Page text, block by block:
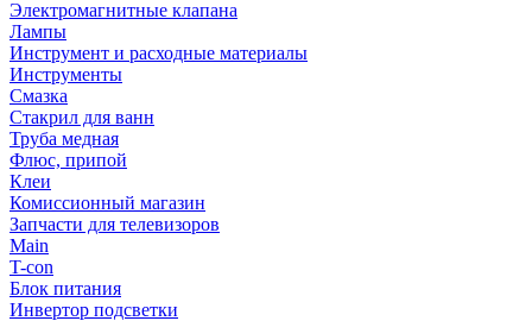
Электромагнитные клапана
Лампы
Инструмент и расходные материалы
Инструменты
Смазка
Стакрил для ванн
Труба медная
Флюс, припой
Клеи
Комиссионный магазин
Запчасти для телевизоров
Main
T-con
Блок питания
Инвертор подсветки